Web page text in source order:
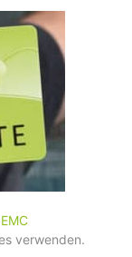
EMC
verwenden.